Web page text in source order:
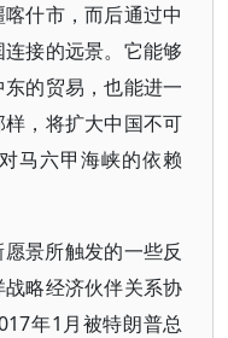
什市，而后通过中
接的远景。它能够
的贸易，也能进一
，将扩大中国不可
马六甲海峡的依赖
景所触发的一些反
略经济伙伴关系协
年1月被特朗普总